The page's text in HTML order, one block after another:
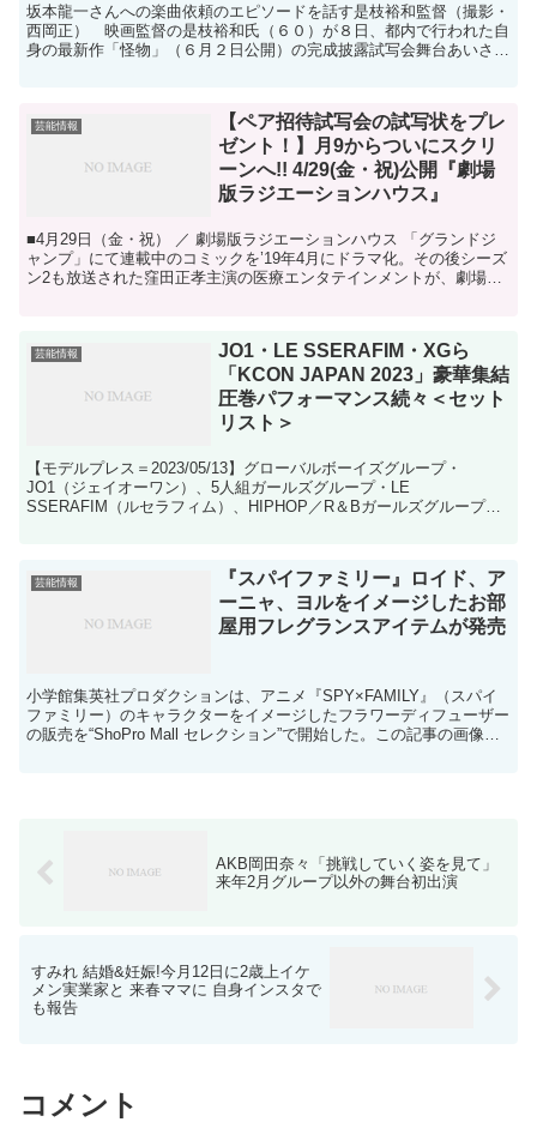
坂本龍一さんへの楽曲依頼のエピソードを話す是枝裕和監督（撮影・
西岡正） 映画監督の是枝裕和氏（６０）が８日、都内で行われた自
身の最新作「怪物」（６月２日公開）の完成披露試写会舞台あいさつ
芸能情報
【ペア招待試写会の試写状をプレ
ゼント！】月9からついにスクリ
ーンへ!! 4/29(金・祝)公開『劇場
版ラジエーションハウス』
■4月29日（金・祝） ／ 劇場版ラジエーションハウス 「グランドジ
ャンプ」にて連載中のコミックを’19年4月にドラマ化。その後シーズ
ン2も放送された窪田正孝主演の医療エンタテインメントが、劇場版
芸能情報
JO1・LE SSERAFIM・XGら
「KCON JAPAN 2023」豪華集結
圧巻パフォーマンス続々＜セット
リスト＞
【モデルプレス＝2023/05/13】グローバルボーイズグループ・
JO1（ジェイオーワン）、5人組ガールズグループ・LE
SSERAFIM（ルセラフィム）、HIPHOP／R＆Bガールズグループ・
芸能情報
『スパイファミリー』ロイド、ア
ーニャ、ヨルをイメージしたお部
屋用フレグランスアイテムが発売
小学館集英社プロダクションは、アニメ『SPY×FAMILY』（スパイ
ファミリー）のキャラクターをイメージしたフラワーディフューザー
の販売を“ShoPro Mall セレクション”で開始した。この記事の画像（5
AKB岡田奈々「挑戦していく姿を見て」
来年2月グループ以外の舞台初出演
すみれ 結婚&妊娠!今月12日に2歳上イケ
メン実業家と 来春ママに 自身インスタで
も報告
コメント